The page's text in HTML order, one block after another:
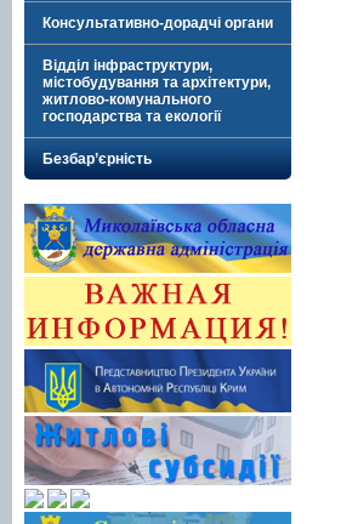
Консультативно-дорадчі органи
Відділ інфраструктури,
містобудування та архітектури,
житлово-комунального
господарства та екології
Безбар’єрність